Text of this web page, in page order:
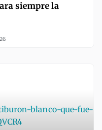
siempre la